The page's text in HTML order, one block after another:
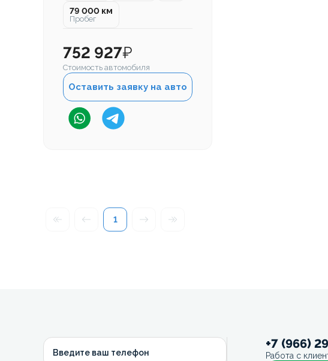
79 000 км
Пробег
752 927₽
Стоимость автомобиля
Оставить заявку на авто
1
Введите ваш телефон
+7 (966)
Работа с